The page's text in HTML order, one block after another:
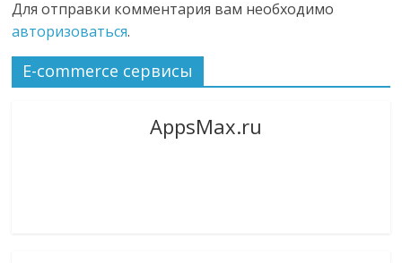
Для отправки комментария вам необходимо
авторизоваться.
E-commerce сервисы
AppsMax.ru